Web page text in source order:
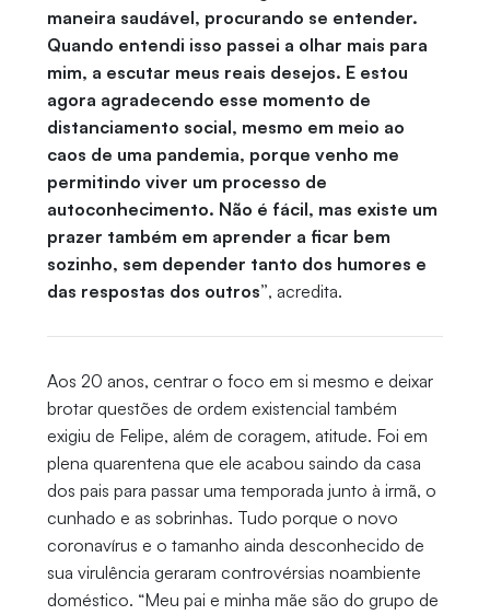
maneira saudável, procurando se entender.
Quando entendi isso passei a olhar mais para
mim, a escutar meus reais desejos. E estou
agora agradecendo esse momento de
distanciamento social, mesmo em meio ao
caos de uma pandemia, porque venho me
permitindo viver um processo de
autoconhecimento. Não é fácil, mas existe um
prazer também em aprender a ficar bem
sozinho, sem depender tanto dos humores e
das respostas dos outros”, acredita.
Aos 20 anos, centrar o foco em si mesmo e deixar
brotar questões de ordem existencial também
exigiu de Felipe, além de coragem, atitude. Foi em
plena quarentena que ele acabou saindo da casa
dos pais para passar uma temporada junto à irmã, o
cunhado e as sobrinhas. Tudo porque o novo
coronavírus e o tamanho ainda desconhecido de
sua virulência geraram controvérsias noambiente
doméstico. “Meu pai e minha mãe são do grupo de